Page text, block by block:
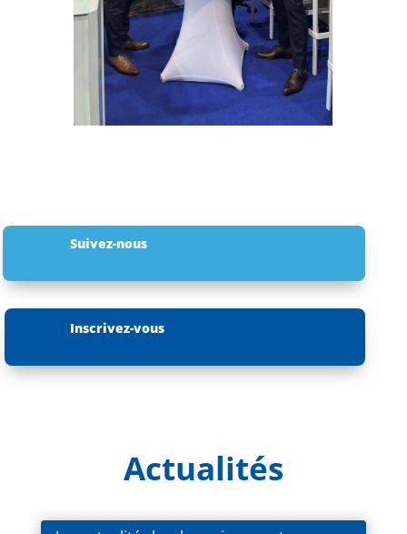
Suivez-nous
Inscrivez-vous
Actualités